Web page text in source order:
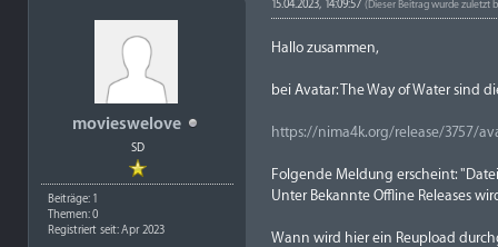
movieswelove
SD
Beiträge: 1
Themen: 0
Registriert seit: Apr 2023
15.04.2023, 14:09:57(Dieser Beitrag wurde zuletzt
Hallo zusammen,
bei Avatar: The Way of Water sind
https://nima4k.org/release/3757/
Folgende Meldung erscheint:
Unter Bekannte Offline Releases
Wann wird hier ein Reupload